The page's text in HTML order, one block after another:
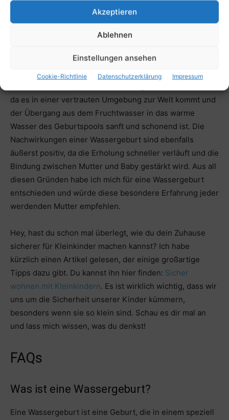
Akzeptieren
Ablehnen
Einstellungen ansehen
Cookie-Richtlinie Datenschutzerklärung Impressum
Schmerzlinderung durch das warme Wasser des
Geburtspools sowie eine größere Bewegungsfreiheit für
die werdende Mutter. Zudem sorgt das Wasser für eine
sich auf den Geburtsprozess zu konzentrieren.
da es in einer vertrauten Umgebung zur Welt kommt und
der Übergang aus dem Fruchtwasser in das warme
Wasser des Geburtspools sanft und schonend ist. Die
Nachwirkungen einer Wassergeburt sind ebenfalls
äußerst positiv, da die Erholung schneller verläuft und die
Bindung zwischen Mutter und Baby gestärkt wird. Aus all
diesen Gründen habe ich mich für eine Wassergeburt
entschieden und würde diese besondere Erfahrung jeder
werdenden Mutter empfehlen.
Hey, hast du schon mal überlegt, wie du dein Zuhause
sicherer für Kleinkinder machen kannst? Ich habe
kürzlich einen Artikel gelesen, der einige großartige
Tipps dazu gibt. Du kannst ihn hier finden: Sicher
wohnen mit Kleinkindern. Es ist wirklich wichtig, dass wir
uns um die Sicherheit unserer Kinder kümmern,
besonders wenn sie so klein sind. Schau es dir mal an
und lass mich wissen, was du denkst!
FAQs
Was ist eine Wassergeburt?
Eine Wassergeburt ist eine Geburt, die in einem speziell